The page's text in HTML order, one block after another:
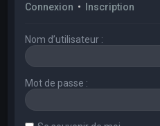
Connexion • Inscription
Nom d’utilisateur :
Mot de passe :